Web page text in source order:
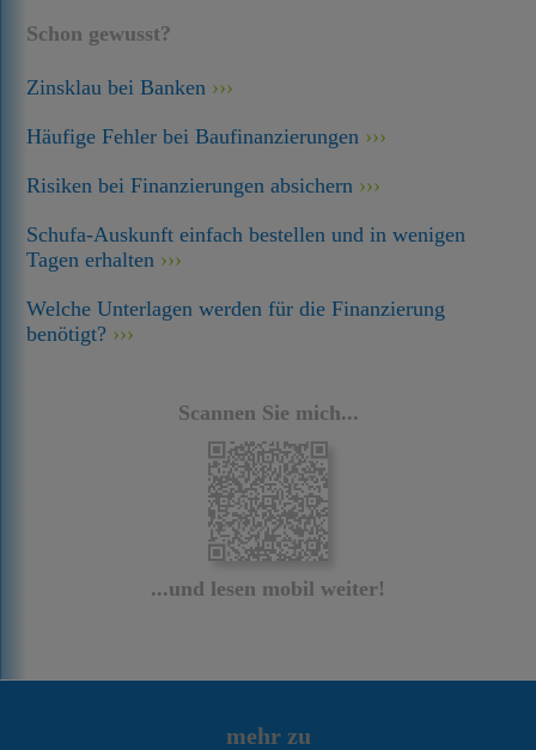
Schon gewusst?
Zinsklau bei Banken
Häufige Fehler bei Baufinanzierungen
Risiken bei Finanzierungen absichern
Schufa-Auskunft einfach bestellen und in wenigen
Tagen erhalten
Welche Unterlagen werden für die Finanzierung
benötigt?
Scannen Sie mich...
...und lesen mobil weiter!
mehr zu